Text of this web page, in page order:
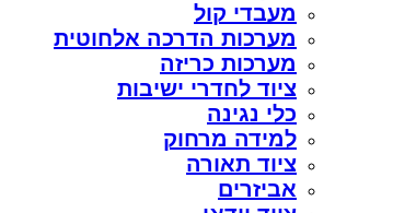
מעבדי קול
מערכות הדרכה אלחוטית
מערכות כריזה
ציוד לחדרי ישיבות
כלי נגינה
למידה מרחוק
ציוד תאורה
אביזרים